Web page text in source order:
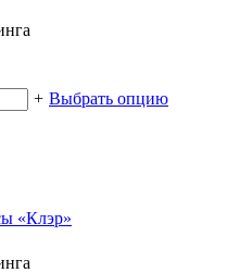
+ Выбрать опцию
«Клэр»